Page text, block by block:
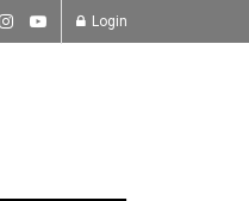
Login